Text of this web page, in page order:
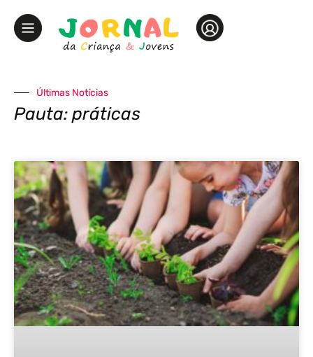
Últimas Notícias
Pauta: práticas